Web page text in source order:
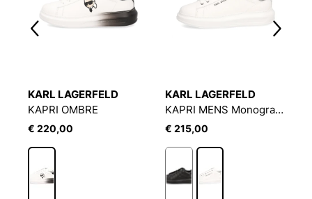
KARL LAGERFELD
KAPRI OMBRE
€ 220,00
KARL LAGERFELD
KAPRI MENS Monogram Emboss Lo
€ 215,00